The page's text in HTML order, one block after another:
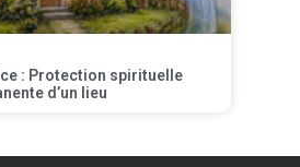
: Protection spirituelle
d’un lieu